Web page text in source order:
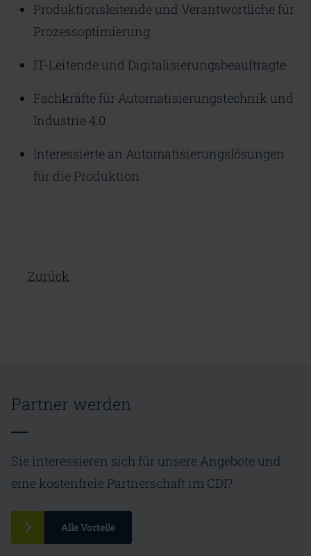
Produktionsleitende und Verantwortliche für
Prozessoptimierung
IT-Leitende und Digitalisierungsbeauftragte
Fachkräfte für Automatisierungstechnik und
Industrie 4.0
Interessierte an Automatisierungslösungen
für die Produktion
Zurück
Partner werden
Sie interessieren sich für unsere Angebote und
eine kostenfreie Partnerschaft im CDI?
Alle Vorteile